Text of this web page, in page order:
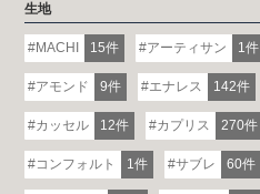
生地
MACHI 15件 アーティサン 1件
アモンド 9件 エナレス 142件
カッセル 12件 カプリス 270件
コンフォルト 1件 サブレ 60件